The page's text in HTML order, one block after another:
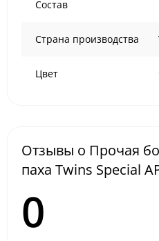
Состав
Страна производства
Цвет
Отзывы о Прочая
паха Twins Special
0